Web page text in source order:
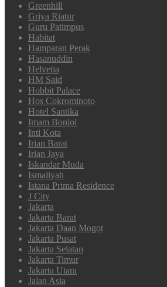
Greenhill
Griya Riatur
Guru Patimpus
Habitat
Hamparan Perak
Hasanuddin
Helvetia
HM Said
Hobbit Palace
Hos Cokrominoto
Hotel Santika
Imam Bonjol
Inti Kota
Irian Barat
Irian Jaya
Iskandar Muda
Ismaliyah
Istana Prima Residence
J City
Jakarta
Jakarta Barat
Jakarta Daan Mogot
Jakarta Pusat
Jakarta Selatan
Jakarta Timur
Jakarta Utara
Jalan Asia